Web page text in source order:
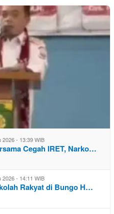
2026 - 13:39 WIB
Cegah IRET, Narko…
2026 - 14:11 WIB
Rakyat di Bungo H…